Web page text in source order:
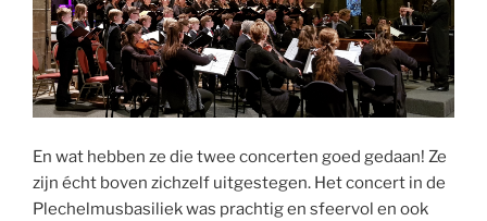
En wat hebben ze die twee concerten goed gedaan! Ze
zijn écht boven zichzelf uitgestegen. Het concert in de
Plechelmusbasiliek was prachtig en sfeervol en ook